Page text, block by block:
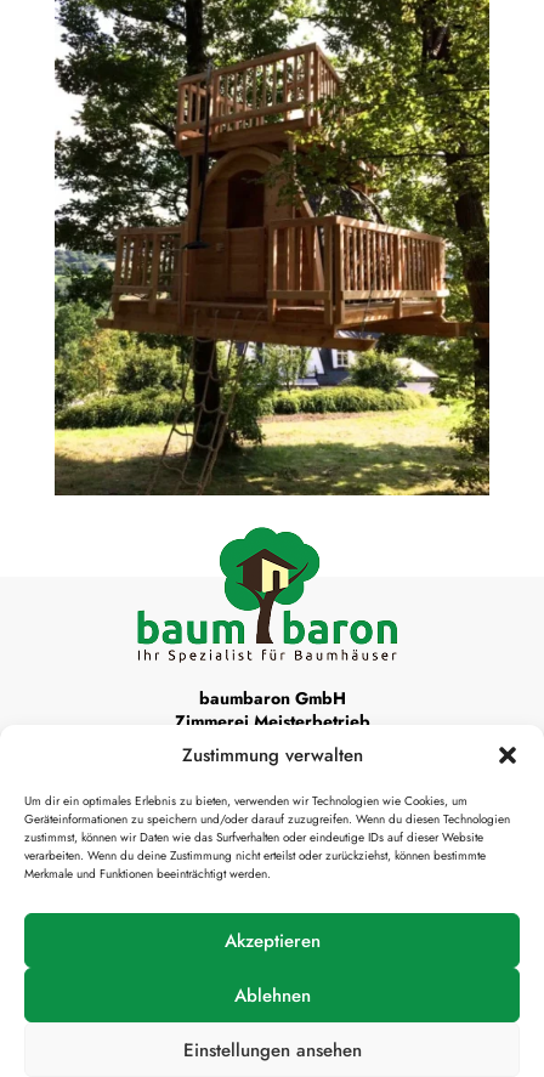
Zustimmung verwalten
Um dir ein optimales Erlebnis zu bieten, verwenden wir Technologien wie Cookies, um
Geräteinformationen zu speichern und/oder darauf zuzugreifen. Wenn du diesen Technologien
zustimmst, können wir Daten wie das Surfverhalten oder eindeutige IDs auf dieser Website
verarbeiten. Wenn du deine Zustimmung nicht erteilst oder zurückziehst, können bestimmte
Merkmale und Funktionen beeinträchtigt werden.
Akzeptieren
Ablehnen
Einstellungen ansehen
baumbaron GmbH
Zimmerei Meisterbetrieb
Unsere Werkstattadresse ist:
Krottenthaler Alm 22
83666 Waakirchen
 info@baumbaron.de
Datenschutzerklärung